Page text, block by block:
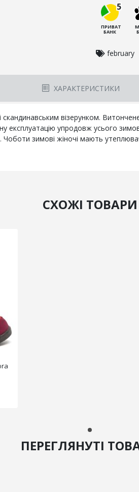
5
ПРИВАТ
БАНК
february
ХАРАКТЕРИСТИКИ
візерунком.
упродовж усього
зимові жіночі мають
СХОЖІ ТОВАРИ
ПЕРЕГЛЯНУТІ